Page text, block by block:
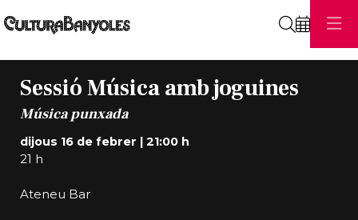
Sessió Música amb joguines
Música punxada
dijous 16 de febrer | 21:00 h
21 h
Ateneu Bar